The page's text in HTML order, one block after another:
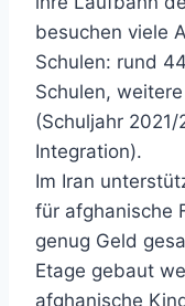
besuchen viele
Schulen: rund
Schulen,
(Schuljahr
Integration).
Im Iran
für afghanische
genug Geld
Etage gebaut
afghanische